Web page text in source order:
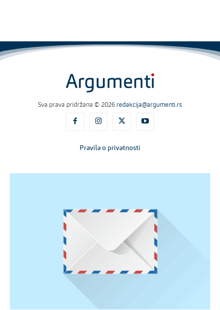
Sva prava pridržana © 2026 redakcija@argumenti.rs
Pravila o privatnosti